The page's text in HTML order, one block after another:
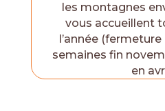
les montagnes
vous accueillent
l’année
semaines fin
en